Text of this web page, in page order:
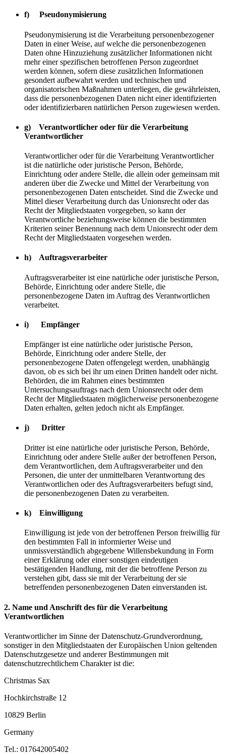
f) Pseudonymisierung
Pseudonymisierung ist die Verarbeitung personenbezogener
Daten in einer Weise, auf welche die personenbezogenen
Daten ohne Hinzuziehung zusätzlicher Informationen nicht
mehr einer spezifischen betroffenen Person zugeordnet
werden können, sofern diese zusätzlichen Informationen
gesondert aufbewahrt werden und technischen und
organisatorischen Maßnahmen unterliegen, die gewährleisten,
dass die personenbezogenen Daten nicht einer identifizierten
oder identifizierbaren natürlichen Person zugewiesen werden.
g) Verantwortlicher oder für die Verarbeitung
Verantwortlicher
Verantwortlicher oder für die Verarbeitung Verantwortlicher
ist die natürliche oder juristische Person, Behörde,
Einrichtung oder andere Stelle, die allein oder gemeinsam mit
anderen über die Zwecke und Mittel der Verarbeitung von
personenbezogenen Daten entscheidet. Sind die Zwecke und
Mittel dieser Verarbeitung durch das Unionsrecht oder das
Recht der Mitgliedstaaten vorgegeben, so kann der
Verantwortliche beziehungsweise können die bestimmten
Kriterien seiner Benennung nach dem Unionsrecht oder dem
Recht der Mitgliedstaaten vorgesehen werden.
h) Auftragsverarbeiter
Auftragsverarbeiter ist eine natürliche oder juristische Person,
Behörde, Einrichtung oder andere Stelle, die
personenbezogene Daten im Auftrag des Verantwortlichen
verarbeitet.
i) Empfänger
Empfänger ist eine natürliche oder juristische Person,
Behörde, Einrichtung oder andere Stelle, der
personenbezogene Daten offengelegt werden, unabhängig
davon, ob es sich bei ihr um einen Dritten handelt oder nicht.
Behörden, die im Rahmen eines bestimmten
Untersuchungsauftrags nach dem Unionsrecht oder dem
Recht der Mitgliedstaaten möglicherweise personenbezogene
Daten erhalten, gelten jedoch nicht als Empfänger.
j) Dritter
Dritter ist eine natürliche oder juristische Person, Behörde,
Einrichtung oder andere Stelle außer der betroffenen Person,
dem Verantwortlichen, dem Auftragsverarbeiter und den
Personen, die unter der unmittelbaren Verantwortung des
Verantwortlichen oder des Auftragsverarbeiters befugt sind,
die personenbezogenen Daten zu verarbeiten.
k) Einwilligung
Einwilligung ist jede von der betroffenen Person freiwillig für
den bestimmten Fall in informierter Weise und
unmissverständlich abgegebene Willensbekundung in Form
einer Erklärung oder einer sonstigen eindeutigen
bestätigenden Handlung, mit der die betroffene Person zu
verstehen gibt, dass sie mit der Verarbeitung der sie
betreffenden personenbezogenen Daten einverstanden ist.
2. Name und Anschrift des für die Verarbeitung
Verantwortlichen
Verantwortlicher im Sinne der Datenschutz-Grundverordnung,
sonstiger in den Mitgliedstaaten der Europäischen Union geltenden
Datenschutzgesetze und anderer Bestimmungen mit
datenschutzrechtlichem Charakter ist die:
Christmas Sax
Hochkirchstraße 12
10829 Berlin
Germany
Tel.: 017642005402